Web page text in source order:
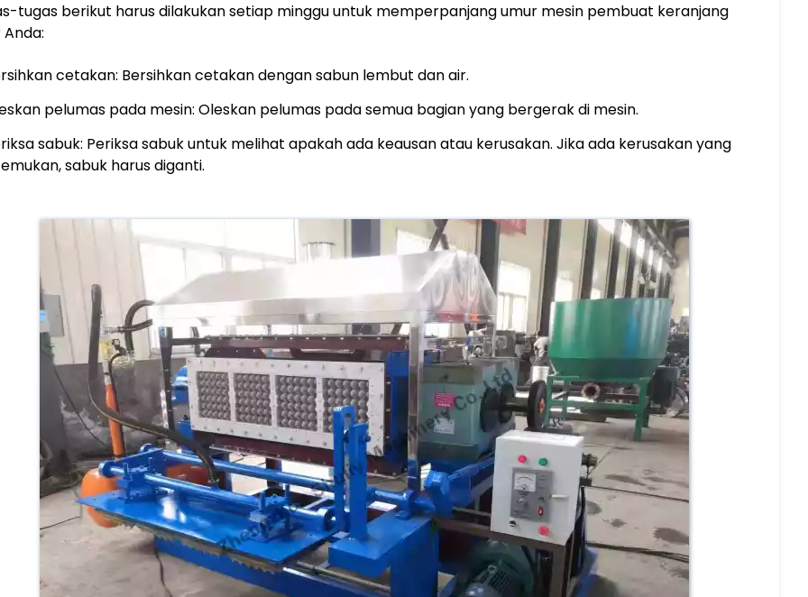
tugas berikut harus dilakukan setiap minggu untuk memperpanjang umur mesin pembuat keranjang
cetakan: Bersihkan cetakan dengan sabun lembut dan air.
pelumas pada mesin: Oleskan pelumas pada semua bagian yang bergerak di mesin.
sabuk: Periksa sabuk untuk melihat apakah ada keausan atau kerusakan. Jika ada kerusakan yang
sabuk harus diganti.